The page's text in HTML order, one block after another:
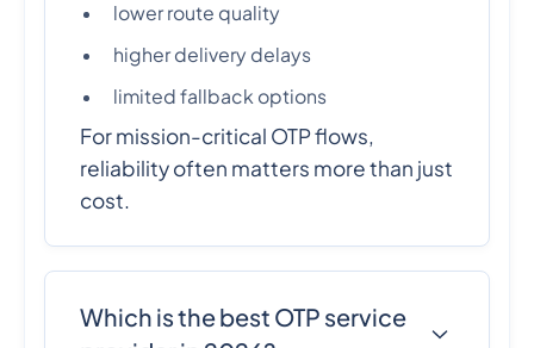
lower route quality
higher delivery delays
limited fallback options
For mission-critical OTP flows,
reliability often matters more than just
cost.
Which is the best OTP service